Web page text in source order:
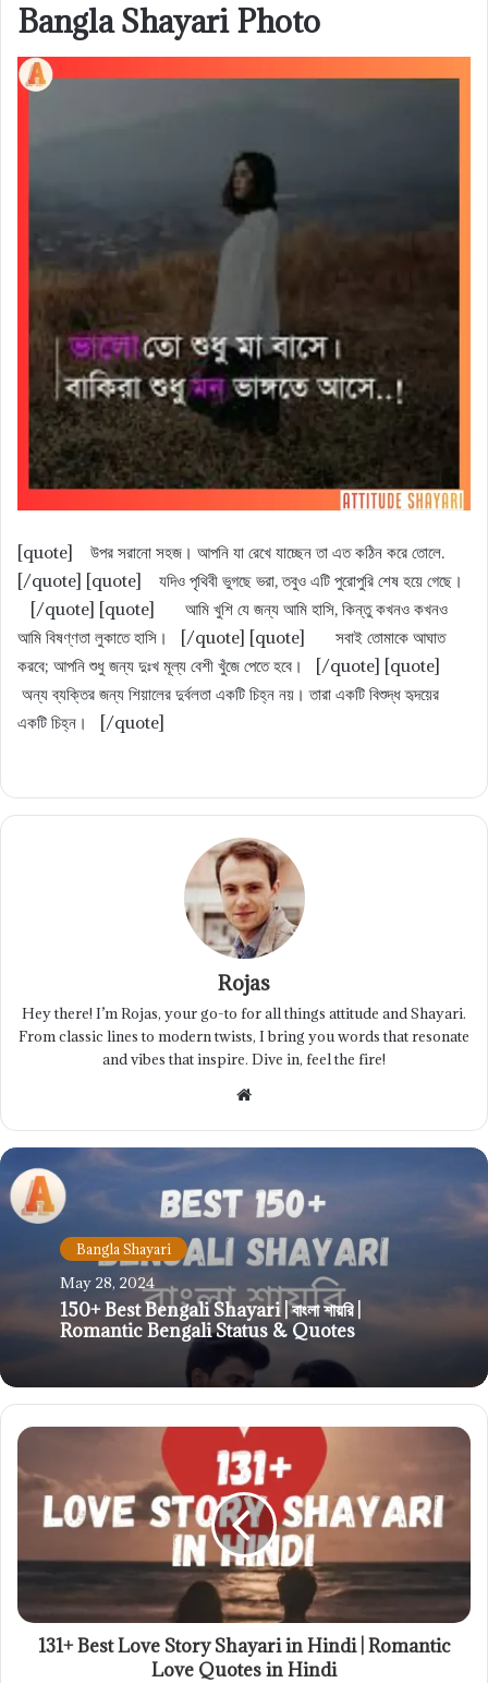
Bangla Shayari Photo
[quote] উপর সরানো সহজ। আপনি যা রেখে যাচ্ছেন তা এত কঠিন করে তোলে.
[/quote] [quote] যদিও পৃথিবী ভুগছে ভরা, তবুও এটি পুরোপুরি শেষ হয়ে গেছে।
[/quote] [quote] আমি খুশি যে জন্য আমি হাসি, কিন্তু কখনও কখনও
আমি বিষণ্ণতা লুকাতে হাসি। [/quote] [quote] সবাই তোমাকে আঘাত
করবে; আপনি শুধু জন্য দুঃখ মূল্য বেশী খুঁজে পেতে হবে। [/quote] [quote]
অন্য ব্যক্তির জন্য শিয়ালের দুর্বলতা একটি চিহ্ন নয়। তারা একটি বিশুদ্ধ হৃদয়ের
একটি চিহ্ন। [/quote]
Rojas
Hey there! I’m Rojas, your go-to for all things attitude and Shayari.
From classic lines to modern twists, I bring you words that resonate
and vibes that inspire. Dive in, feel the fire!
Website
Bangla Shayari
May 28, 2024
150+ Best Bengali Shayari | বাংলা শায়রি |
Romantic Bengali Status & Quotes
131+ Best Love Story Shayari in Hindi | Romantic
Love Quotes in Hindi